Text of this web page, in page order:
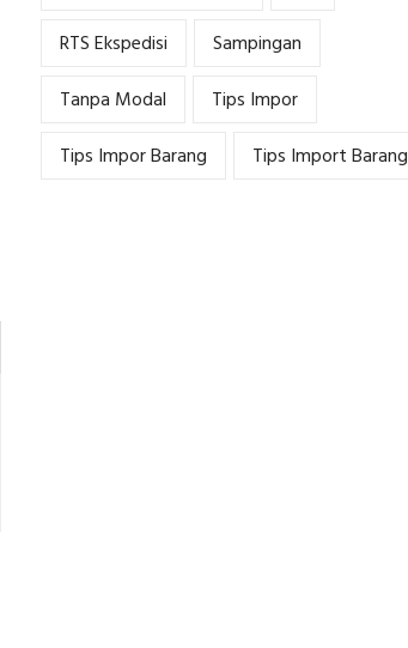
RTS Ekspedisi
Sampingan
Tanpa Modal
Tips Impor
Tips Impor Barang
Tips Import Barang